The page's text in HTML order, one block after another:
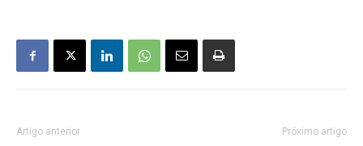
Artigo anterior Próximo artigo